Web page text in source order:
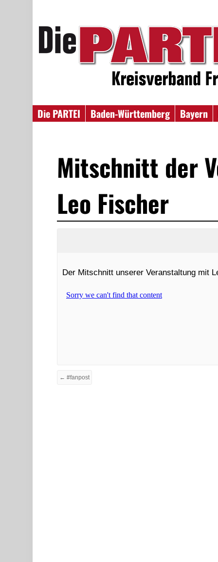
Die PARTEI Baden-Württemberg Bayern
Mitschnitt der
Leo Fischer
Der Mitschnitt unserer Veranstaltung mit
← #fanpost